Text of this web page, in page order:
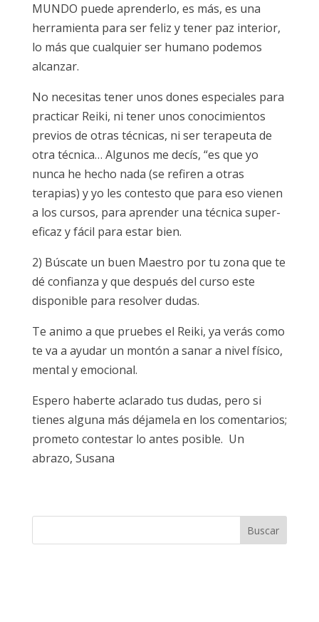
MUNDO puede aprenderlo, es más, es una
herramienta para ser feliz y tener paz interior,
lo más que cualquier ser humano podemos
alcanzar.
No necesitas tener unos dones especiales para
practicar Reiki, ni tener unos conocimientos
previos de otras técnicas, ni ser terapeuta de
otra técnica… Algunos me decís, “es que yo
nunca he hecho nada (se refiren a otras
terapias) y yo les contesto que para eso vienen
a los cursos, para aprender una técnica super-
eficaz y fácil para estar bien.
2) Búscate un buen Maestro por tu zona que te
dé confianza y que después del curso este
disponible para resolver dudas.
Te animo a que pruebes el Reiki, ya verás como
te va a ayudar un montón a sanar a nivel físico,
mental y emocional.
Espero haberte aclarado tus dudas, pero si
tienes alguna más déjamela en los comentarios;
prometo contestar lo antes posible. Un
abrazo, Susana